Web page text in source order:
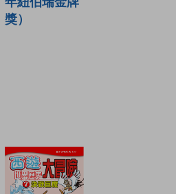
獎）